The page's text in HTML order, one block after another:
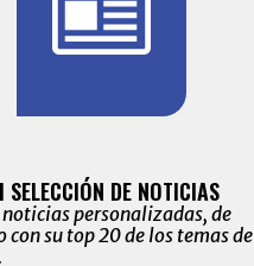
SELECCIÓN DE NOTICIAS
noticias personalizadas, de
con su top 20 de los temas de